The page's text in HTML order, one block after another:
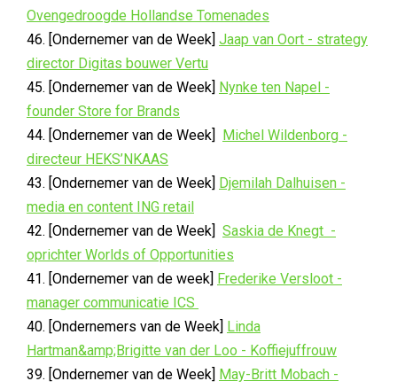
Ovengedroogde Hollandse Tomenades
46. [Ondernemer van de Week] Jaap van Oort - strategy
director Digitas bouwer Vertu
45. [Ondernemer van de Week] Nynke ten Napel -
founder Store for Brands
44. [Ondernemer van de Week] Michel Wildenborg -
directeur HEKS’NKAAS
43. [Ondernemer van de Week] Djemilah Dalhuisen -
media en content ING retail
42. [Ondernemer van de Week] Saskia de Knegt -
oprichter Worlds of Opportunities
41. [Ondernemer van de week] Frederike Versloot -
manager communicatie ICS
40. [Ondernemers van de Week] Linda
Hartman&amp;Brigitte van der Loo - Koffiejuffrouw
39. [Ondernemer van de Week] May-Britt Mobach -